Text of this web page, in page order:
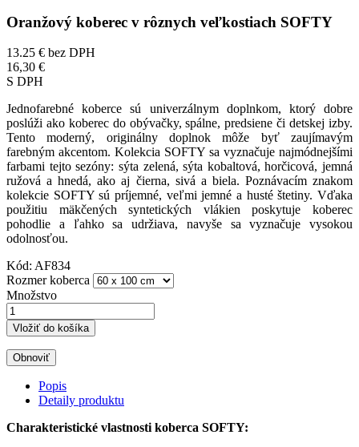
Oranžový koberec v rôznych veľkostiach SOFTY
13.25 € bez DPH
16,30 €
S DPH
Jednofarebné koberce sú univerzálnym doplnkom, ktorý dobre
poslúži ako koberec do obývačky, spálne, predsiene či detskej izby.
Tento moderný, originálny doplnok môže byť zaujímavým
farebným akcentom. Kolekcia SOFTY sa vyznačuje najmódnejšími
farbami tejto sezóny: sýta zelená, sýta kobaltová, horčicová, jemná
ružová a hnedá, ako aj čierna, sivá a biela. Poznávacím znakom
kolekcie SOFTY sú príjemné, veľmi jemné a husté štetiny. Vďaka
použitiu mäkčených syntetických vlákien poskytuje koberec
pohodlie a ľahko sa udržiava, navyše sa vyznačuje vysokou
odolnosťou.
Kód: AF834
Rozmer koberca
Množstvo
Vložiť do košíka
Popis
Detaily produktu
Charakteristické vlastnosti koberca SOFTY: